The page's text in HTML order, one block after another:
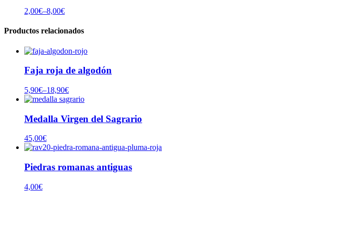
2,00€–8,00€
Productos relacionados
Faja roja de algodón
5,90€–18,90€
Medalla Virgen del Sagrario
45,00€
Piedras romanas antiguas
4,00€